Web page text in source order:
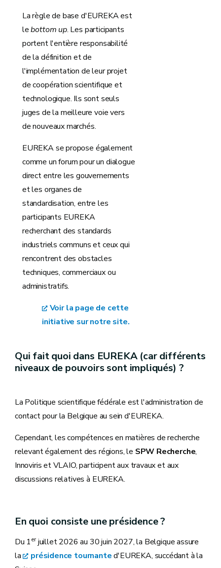
La règle de base d'EUREKA est
lebottom up. Les participants
portent l'entière responsabilité
de la définition et de
l'implémentation de leur projet
de coopération scientifique et
technologique. Ils sont seuls
juges de la meilleure voie vers
de nouveaux marchés.
EUREKA se propose également
comme un forum pour un dialogue
direct entre les gouvernements
et les organes de
standardisation, entre les
participants EUREKA
recherchant des standards
industriels communs et ceux qui
rencontrent des obstacles
techniques, commerciaux ou
administratifs.
Voir la page de cette
initiative sur notre site.
Qui fait quoi dans EUREKA (car différents
niveaux de pouvoirs sont impliqués) ?
La Politique scientifique fédérale est l'administration de
contact pour la Belgique au sein d'EUREKA.
Cependant, les compétences en matières de recherche
relevant également des régions, le SPW Recherche,
Innoviris et VLAIO, participent aux travaux et aux
discussions relatives à EUREKA.
En quoi consiste une présidence ?
Du 1erjuillet 2026 au 30 juin 2027, la Belgique assure
la
présidence tournanted'EUREKA, succédant à la